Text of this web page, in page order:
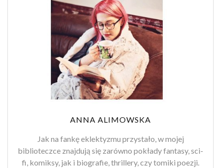
ANNA ALIMOWSKA
Jak na fankę eklektyzmu przystało, w mojej
biblioteczce znajdują się zarówno pokłady fantasy, sci-
fi, komiksy, jak i biografie, thrillery, czy tomiki poezji.